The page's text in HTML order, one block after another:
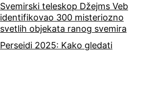
Svemirski teleskop Džejms Veb
identifikovao 300 misteriozno
svetlih objekata ranog svemira
Perseidi 2025: Kako gledati